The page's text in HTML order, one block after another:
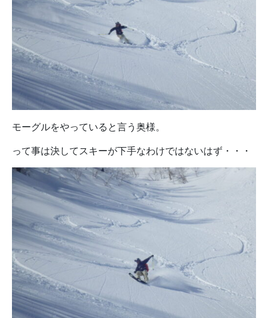
モーグルをやっていると言う奥様。
って事は決してスキーが下手なわけではないはず・・・